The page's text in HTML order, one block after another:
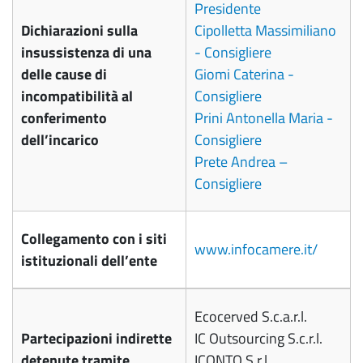
Dichiarazioni sulla
insussistenza di una
delle cause di
incompatibilità al
conferimento
dell’incarico
Presidente
Cipolletta Massimiliano
- Consigliere
Giomi Caterina -
Consigliere
Prini Antonella Maria -
Consigliere
Prete Andrea –
Consigliere
Collegamento con i siti
istituzionali dell’ente
www.infocamere.it/
Partecipazioni indirette
Ecocerved S.c.a.r.l.
IC Outsourcing S.c.r.l.